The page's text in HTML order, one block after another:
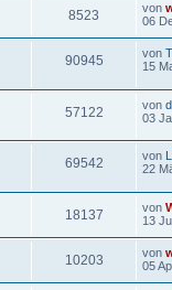
8523 von
06
90945 von
15
57122 von
03
69542 von
22
18137 von
13
10203 von
05